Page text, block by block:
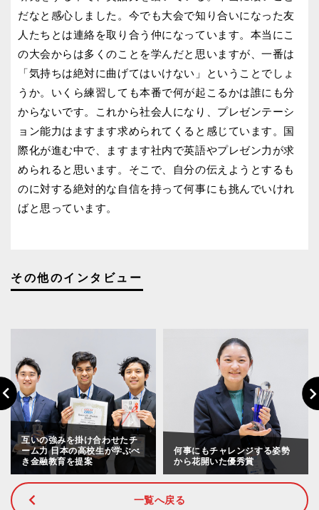
だなと感心しました。今でも大会で知り合いになった友
人たちとは連絡を取り合う仲になっています。本当にこ
の大会からは多くのことを学んだと思いますが、一番は
「気持ちは絶対に曲げてはいけない」ということでしょ
うか。いくら練習しても本番で何が起こるかは誰にも分
からないです。これから社会人になり、プレゼンテーシ
ョン能力はますます求められてくると感じています。国
際化が進む中で、ますます社内で英語やプレゼン力が求
められると思います。そこで、自分の伝えようとするも
のに対する絶対的な自信を持って何事にも挑んでいけれ
ばと思っています。
その他のインタビュー
Previous
互いの強みを掛け合わせたチ
ーム力 日本の高校生が学ぶべ
き金融教育を提案
何事にもチャレンジする姿勢
から花開いた優秀賞
一覧へ戻る